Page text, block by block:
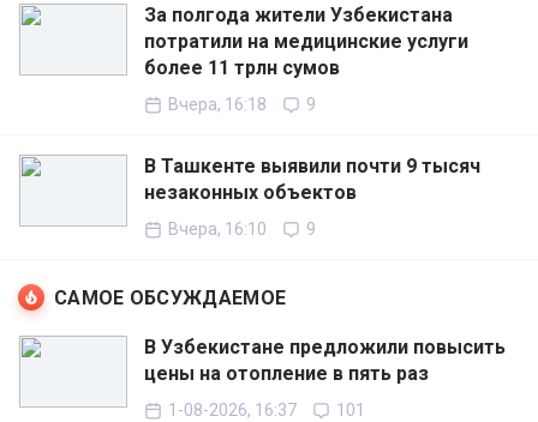
За полгода жители Узбекистана
потратили на медицинские услуги
более 11 трлн сумов
Вчера, 16:18 9
В Ташкенте выявили почти 9 тысяч
незаконных объектов
Вчера, 16:10 9
САМОЕ ОБСУЖДАЕМОЕ
В Узбекистане предложили повысить
цены на отопление в пять раз
1-08-2026, 16:37 101